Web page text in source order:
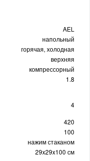
AEL
напольный
горячая, холодная
верхняя
компрессорный
1.8
4
420
100
нажим стаканом
29x29x100 см